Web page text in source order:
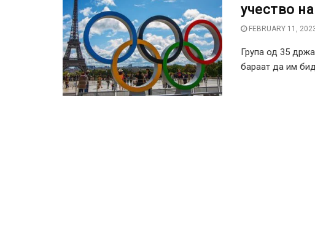
учество
FEBRUARY 11,
Група од 35
бараат да им